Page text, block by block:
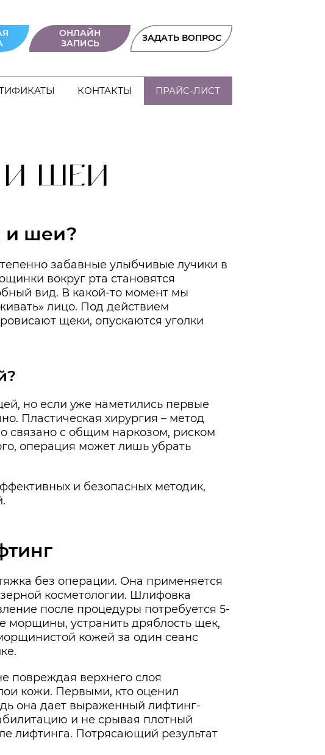
ОНЛАЙН
ЗАПИСЬ
ЗАДАТЬ ВОПРОС
КОНТАКТЫ ПРАЙС-ЛИСТ
ШЕИ
и шеи?
забавные улыбчивые лучики в
вокруг рта становятся
вид. В какой-то момент мы
лицо. Под действием
щеки, опускаются уголки
но если уже наметились первые
Пластическая хирургия – метод
связано с общим наркозом, риском
операция может лишь убрать
и безопасных методик,
без операции. Она применяется
косметологии. Шлифовка
после процедуры потребуется 5-
морщины, устранить дряблость щек,
кожей за один сеанс
повреждая верхнего слоя
кожи. Первыми, кто оценил
она дает выраженный лифтинг-
и не срывая плотный
лифтинга. Потрясающий результат